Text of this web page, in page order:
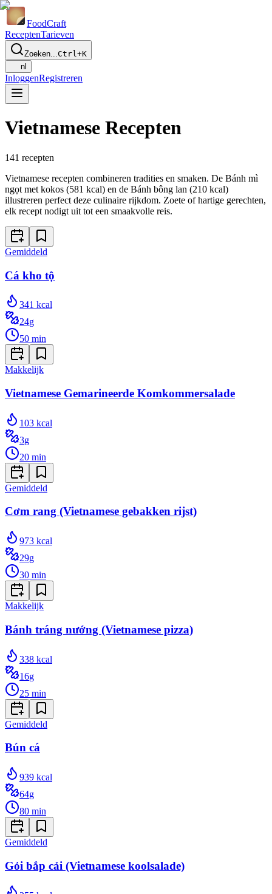
FoodCraft
ReceptenTarieven
Zoeken...Ctrl+K
nl
InloggenRegistreren
Vietnamese Recepten
141 recepten
Vietnamese recepten combineren tradities en smaken. De Bánh mì
ngọt met kokos (581 kcal) en de Bánh bông lan (210 kcal)
illustreren perfect deze culinaire rijkdom. Zoete of hartige gerechten,
elk recept nodigt uit tot een smaakvolle reis.
Gemiddeld
Cá kho tộ
341 kcal
24g
50 min
Makkelijk
Vietnamese Gemarineerde Komkommersalade
103 kcal
3g
20 min
Gemiddeld
Cơm rang (Vietnamese gebakken rijst)
973 kcal
29g
30 min
Makkelijk
Bánh tráng nướng (Vietnamese pizza)
338 kcal
16g
25 min
Gemiddeld
Bún cá
939 kcal
64g
80 min
Gemiddeld
Gỏi bắp cải (Vietnamese koolsalade)